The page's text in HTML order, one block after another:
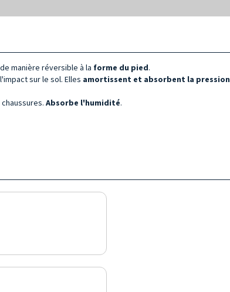
manière réversible à la forme du pied.
sur le sol. Elles amortissent et absorbent la pression
Absorbe l'humidité.